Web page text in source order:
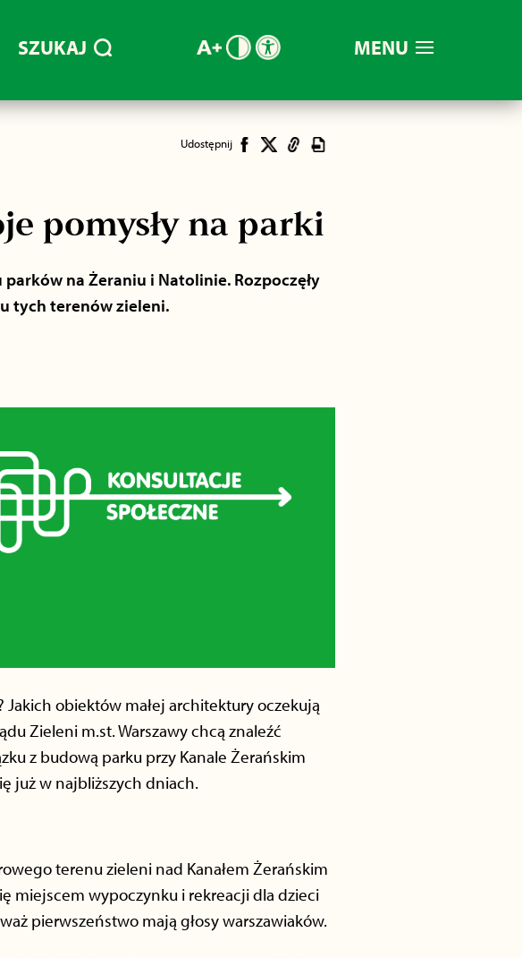
MENU
SZUKAJ
Udostępnij
pomysły na parki
na Żeraniu i Natolinie. Rozpoczęły
tych terenów zieleni.
obiektów małej architektury oczekują
Zieleni m.st. Warszawy chcą znaleźć
z budową parku przy Kanale Żerańskim
już w najbliższych dniach.
terenu zieleni nad Kanałem Żerańskim
miejscem wypoczynku i rekreacji dla dzieci
pierwszeństwo mają głosy warszawiaków.